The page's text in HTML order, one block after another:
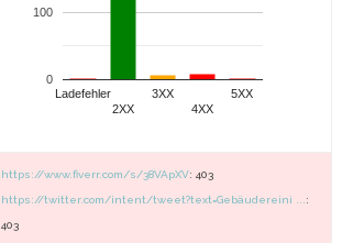
Ladefehler
2XX
3XX
4XX
5XX
0
100
https://www.fiverr.com/s/38VApXV: 403
https://twitter.com/intent/tweet?text=Gebäudereini ... :
403